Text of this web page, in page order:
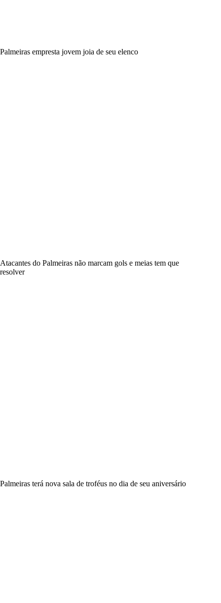
Palmeiras empresta jovem joia de seu elenco
Atacantes do Palmeiras não marcam gols e meias tem que
resolver
Palmeiras terá nova sala de troféus no dia de seu aniversário